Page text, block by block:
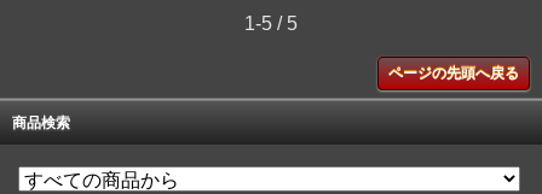
1-5 / 5
ページの先頭へ戻る
商品検索